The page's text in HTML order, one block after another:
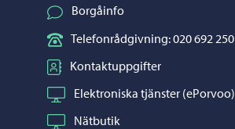
Borgåinfo
Telefonrådgivning: 020 692 250
Kontaktuppgifter
Elektroniska tjänster (ePorvoo)
Nätbutik